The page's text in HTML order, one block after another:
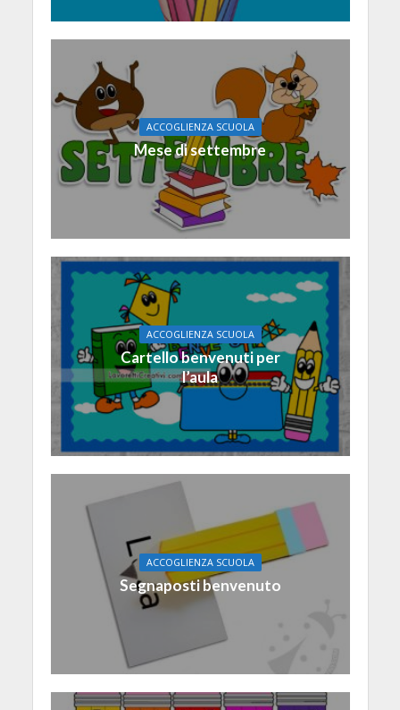
ACCOGLIENZA SCUOLA
Mese di settembre
ACCOGLIENZA SCUOLA
Cartello benvenuti per
l’aula
ACCOGLIENZA SCUOLA
Segnaposti benvenuto